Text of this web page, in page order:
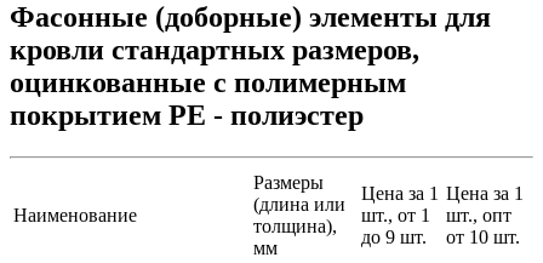
Фасонные (доборные) элементы для
кровли стандартных размеров,
оцинкованные с полимерным
покрытием PE - полиэстер
Наименование
Размеры
(длина или
толщина),
мм
Цена за 1
шт., от 1
до 9 шт.
Цена за 1
шт., опт
от 10 шт.